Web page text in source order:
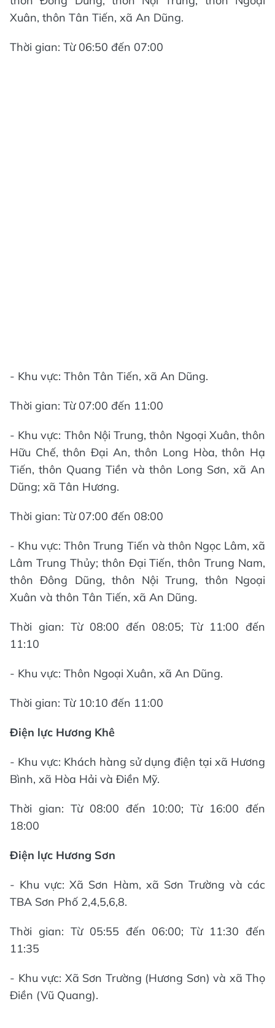
Xuân, thôn Tân Tiến, xã An Dũng.
Thời gian: Từ 06:50 đến 07:00
- Khu vực: Thôn Tân Tiến, xã An Dũng.
Thời gian: Từ 07:00 đến 11:00
- Khu vực: Thôn Nội Trung, thôn Ngoại Xuân, thôn
Hữu Chế, thôn Đại An, thôn Long Hòa, thôn Hạ
Tiến, thôn Quang Tiền và thôn Long Sơn, xã An
Dũng; xã Tân Hương.
Thời gian: Từ 07:00 đến 08:00
- Khu vực: Thôn Trung Tiến và thôn Ngọc Lâm, xã
Lâm Trung Thủy; thôn Đại Tiến, thôn Trung Nam,
thôn Đông Dũng, thôn Nội Trung, thôn Ngoại
Xuân và thôn Tân Tiến, xã An Dũng.
Thời gian: Từ 08:00 đến 08:05; Từ 11:00 đến
11:10
- Khu vực: Thôn Ngoại Xuân, xã An Dũng.
Thời gian: Từ 10:10 đến 11:00
Điện lực Hương Khê
- Khu vực: Khách hàng sử dụng điện tại xã Hương
Bình, xã Hòa Hải và Điền Mỹ.
Thời gian: Từ 08:00 đến 10:00; Từ 16:00 đến
18:00
Điện lực Hương Sơn
- Khu vực: Xã Sơn Hàm, xã Sơn Trường và các
TBA Sơn Phố 2,4,5,6,8.
Thời gian: Từ 05:55 đến 06:00; Từ 11:30 đến
11:35
- Khu vực: Xã Sơn Trường (Hương Sơn) và xã Thọ
Điền (Vũ Quang).